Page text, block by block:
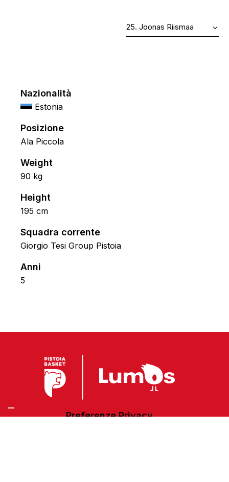
Nazionalità
Estonia
Posizione
Ala Piccola
Weight
90 kg
Height
195 cm
Squadra corrente
Giorgio Tesi Group Pistoia
Anni
5
Preferenze Privacy